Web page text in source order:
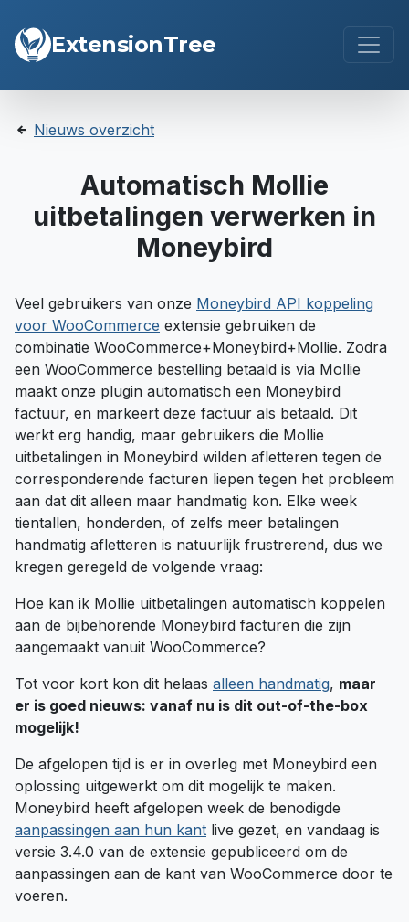
ExtensionTree
Nieuws overzicht
Automatisch Mollie
uitbetalingen verwerken in
Moneybird
Veel gebruikers van onze Moneybird API koppeling
voor WooCommerce extensie gebruiken de
combinatie WooCommerce+Moneybird+Mollie. Zodra
een WooCommerce bestelling betaald is via Mollie
maakt onze plugin automatisch een Moneybird
factuur, en markeert deze factuur als betaald. Dit
werkt erg handig, maar gebruikers die Mollie
uitbetalingen in Moneybird wilden afletteren tegen de
corresponderende facturen liepen tegen het probleem
aan dat dit alleen maar handmatig kon. Elke week
tientallen, honderden, of zelfs meer betalingen
handmatig afletteren is natuurlijk frustrerend, dus we
kregen geregeld de volgende vraag:
Hoe kan ik Mollie uitbetalingen automatisch koppelen
aan de bijbehorende Moneybird facturen die zijn
aangemaakt vanuit WooCommerce?
Tot voor kort kon dit helaas alleen handmatig, maar
er is goed nieuws: vanaf nu is dit out-of-the-box
mogelijk!
De afgelopen tijd is er in overleg met Moneybird een
oplossing uitgewerkt om dit mogelijk te maken.
Moneybird heeft afgelopen week de benodigde
aanpassingen aan hun kant live gezet, en vandaag is
versie 3.4.0 van de extensie gepubliceerd om de
aanpassingen aan de kant van WooCommerce door te
voeren.